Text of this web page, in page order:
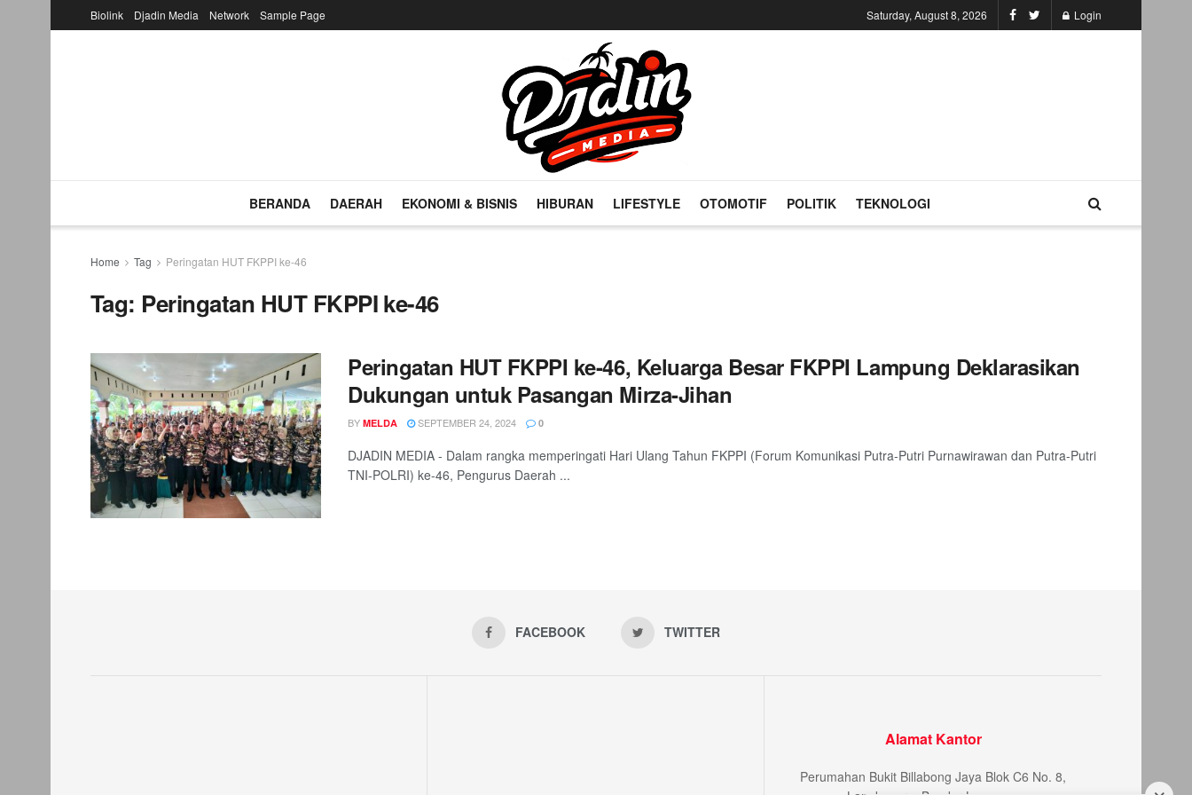
Biolink Djadin Media Network Sample Page Saturday, August 8, 2026 Login
BERANDA DAERAH EKONOMI & BISNIS HIBURAN LIFESTYLE OTOMOTIF POLITIK TEKNOLOGI
Home Tag Peringatan HUT FKPPI ke-46
Tag: Peringatan HUT FKPPI ke-46
Peringatan HUT FKPPI ke-46, Keluarga Besar FKPPI Lampung Deklarasikan
Dukungan untuk Pasangan Mirza-Jihan
BY MELDA SEPTEMBER 24, 2024 0
DJADIN MEDIA - Dalam rangka memperingati Hari Ulang Tahun FKPPI (Forum Komunikasi Putra-Putri Purnawirawan dan Putra-Putri
TNI-POLRI) ke-46, Pengurus Daerah ...
FACEBOOK TWITTER
Alamat Kantor
Perumahan Bukit Billabong Jaya Blok C6 No. 8,